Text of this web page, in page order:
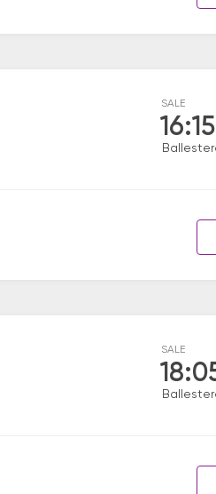
SALE
16:15
SALE